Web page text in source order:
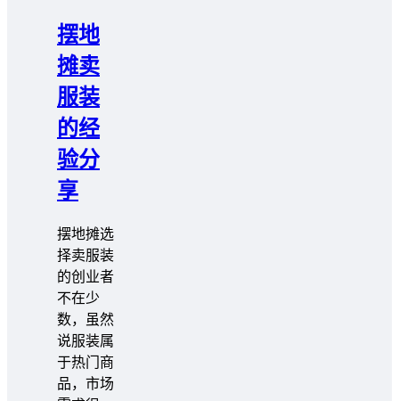
摆地
摊卖
服装
的经
验分
享
摆地摊选
择卖服装
的创业者
不在少
数，虽然
说服装属
于热门商
品，市场